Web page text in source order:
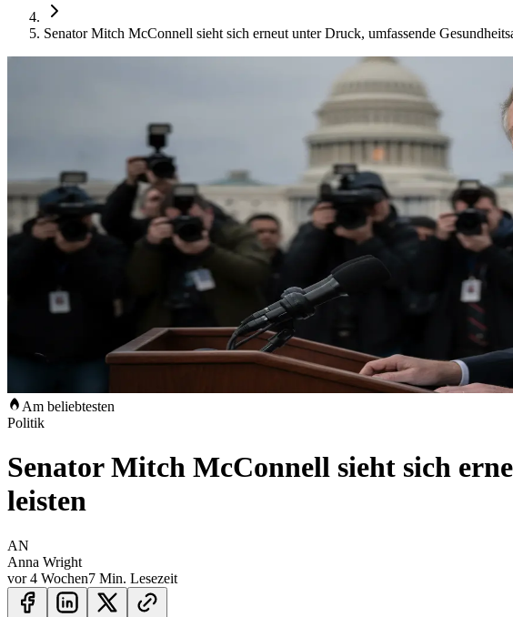
Senator Mitch McConnell sieht sich erneut unter Druck, umfassende
Am beliebtesten
Politik
Senator Mitch McConnell sieht sich
leisten
AN
Anna Wright
vor 4 Wochen7 Min. Lesezeit